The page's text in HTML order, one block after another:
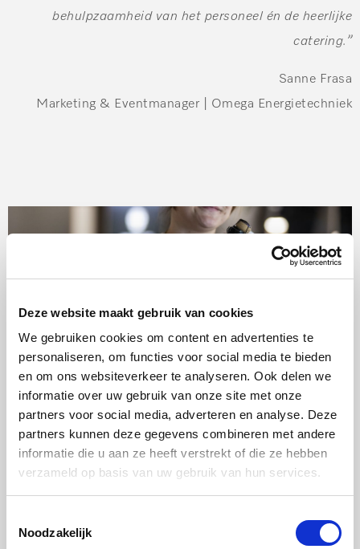
Deze website maakt gebruik van cookies
We gebruiken cookies om content en advertenties te
personaliseren, om functies voor social media te bieden
en om ons websiteverkeer te analyseren. Ook delen we
informatie over uw gebruik van onze site met onze
partners voor social media, adverteren en analyse. Deze
partners kunnen deze gegevens combineren met andere
informatie die u aan ze heeft verstrekt of die ze hebben
verzameld op basis van uw gebruik van hun services.
Noodzakelijk
behulpzaamheid van het personeel én de heerlijke
catering.”
Sanne Frasa
Marketing & Eventmanager | Omega Energietechniek
Geslaagd 5-jarig jubileum met
topchefs, aandacht en uitstekende
service
“Voor ons 5 jarige bestaan als De Goede & De Stoute
hebben we een grootse Chef’s Jam georganiseerd voor
ruim 120 gasten waarvan er 38 top chefs aanwezig
waren. Voor dit event hebben we mogen genieten van de